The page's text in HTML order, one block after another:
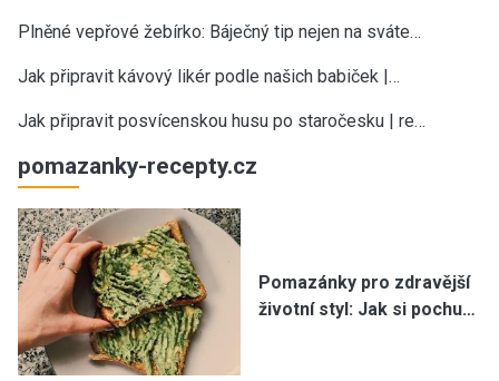
Plněné vepřové žebírko: Báječný tip nejen na sváte…
Jak připravit kávový likér podle našich babiček |…
Jak připravit posvícenskou husu po staročesku | re…
pomazanky-recepty.cz
Pomazánky pro zdravější
životní styl: Jak si pochu…